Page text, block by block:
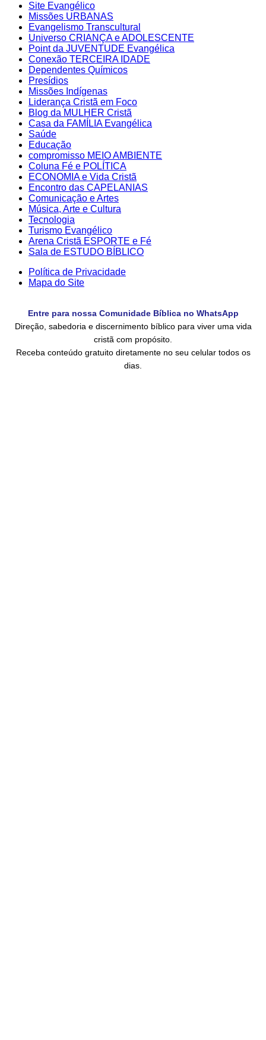
Site Evangélico
Missões URBANAS
Evangelismo Transcultural
Universo CRIANÇA e ADOLESCENTE
Point da JUVENTUDE Evangélica
Conexão TERCEIRA IDADE
Dependentes Químicos
Presídios
Missões Indígenas
Liderança Cristã em Foco
Blog da MULHER Cristã
Casa da FAMÍLIA Evangélica
Saúde
Educação
compromisso MEIO AMBIENTE
Coluna Fé e POLÍTICA
ECONOMIA e Vida Cristã
Encontro das CAPELANIAS
Comunicação e Artes
Música, Arte e Cultura
Tecnologia
Turismo Evangélico
Arena Cristã ESPORTE e Fé
Sala de ESTUDO BÍBLICO
Política de Privacidade
Mapa do Site
Entre para nossa Comunidade Bíblica no WhatsApp
Direção, sabedoria e discernimento bíblico para viver uma vida
cristã com propósito.
Receba conteúdo gratuito diretamente no seu celular todos os
dias.